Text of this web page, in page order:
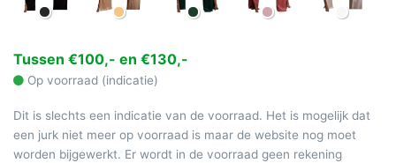
Tussen €100,- en €130,-
Op voorraad (indicatie)
Dit is slechts een indicatie van de voorraad. Het is mogelijk dat
een jurk niet meer op voorraad is maar de website nog moet
worden bijgewerkt. Er wordt in de voorraad geen rekening